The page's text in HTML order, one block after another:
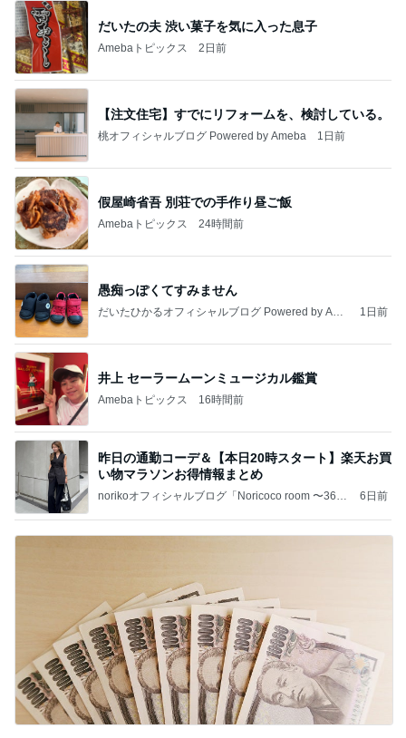
だいたの夫 渋い菓子を気に入った息子
Amebaトピックス 2日前
【注文住宅】すでにリフォームを、検討している。
桃オフィシャルブログ Powered by Ameba 1日前
假屋崎省吾 別荘での手作り昼ご飯
Amebaトピックス 24時間前
愚痴っぽくてすみません
だいたひかるオフィシャルブログ Powered by Ame
1日前
井上 セーラームーンミュージカル鑑賞
Amebaトピックス 16時間前
昨日の通勤コーデ＆【本日20時スタート】楽天お買
い物マラソンお得情報まとめ
norikoオフィシャルブログ「Noricoco room 〜365
6日前